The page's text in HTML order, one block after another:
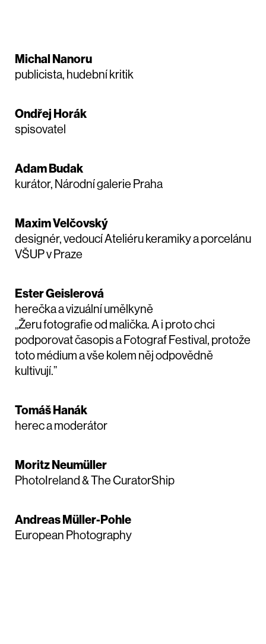
Michal Nanoru
publicista, hudební kritik
Ondřej Horák
spisovatel
Adam Budak
kurátor, Národní galerie Praha
Maxim Velčovský
designér, vedoucí Ateliéru keramiky a porcelánu
VŠUP v Praze
Ester Geislerová
herečka a vizuální umělkyně
„Žeru fotografie od malička. A i proto chci
podporovat časopis a Fotograf Festival, protože
toto médium a vše kolem něj odpovědně
kultivují.”
Tomáš Hanák
herec a moderátor
Moritz Neumüller
PhotoIreland & The CuratorShip
Andreas Müller-Pohle
European Photography